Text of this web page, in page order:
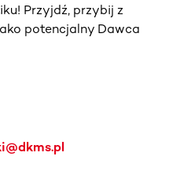
Przyjdź, przybij z
potencjalny Dawca